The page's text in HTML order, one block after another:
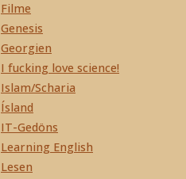
Filme
Genesis
Georgien
I fucking love science!
Islam/Scharia
Ísland
IT-Gedöns
Learning English
Lesen